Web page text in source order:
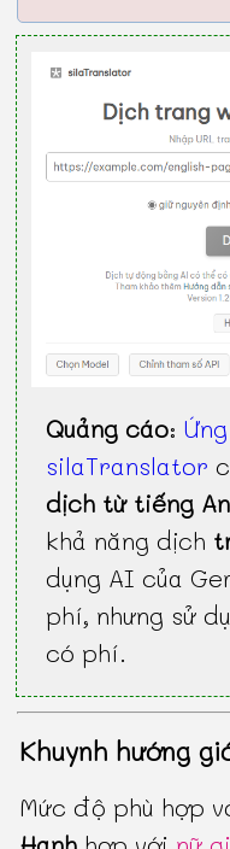
Quảng cáo:
silaTranslator
dịch từ tiếng
khả năng dịch
dụng AI của
phí, nhưng sử
có phí.
Khuynh hướng
Mức độ phù hợp